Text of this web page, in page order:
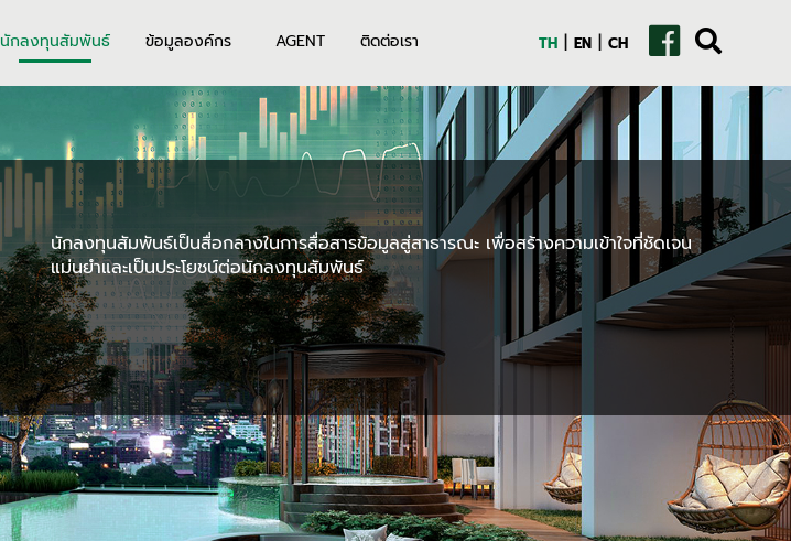
นักลงทุนสัมพันธ์ ข้อมูลองค์กร AGENT ติดต่อเรา TH | EN | CH
นักลงทุนสัมพันธ์เป็นสื่อกลางในการสื่อสารข้อมูลสู่สาธารณะ เพื่อสร้างความเข้าใจที่ชัดเจน
แม่นยำและเป็นประโยชน์ต่อนักลงทุนสัมพันธ์